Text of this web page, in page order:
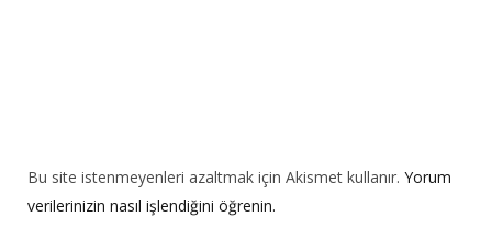
Bu site istenmeyenleri azaltmak için Akismet kullanır. Yorum
verilerinizin nasıl işlendiğini öğrenin.